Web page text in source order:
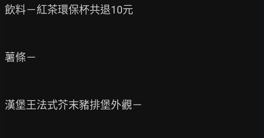
飲料－紅茶環保杯共退10元
薯條－
漢堡王法式芥末豬排堡外觀－